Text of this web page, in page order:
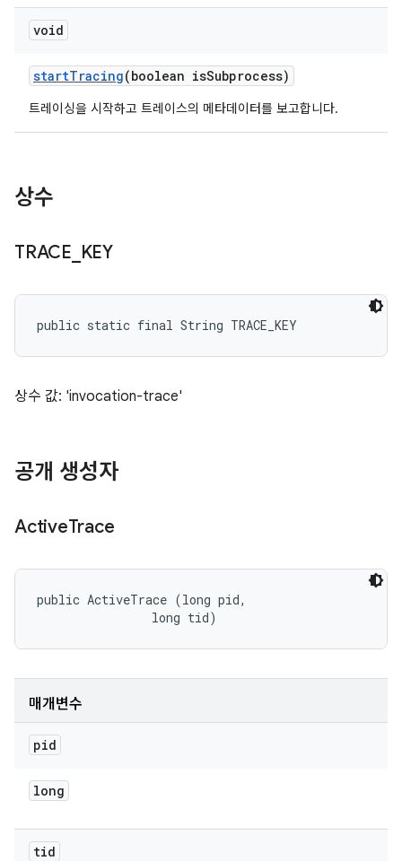
void
startTracing(boolean isSubprocess)
트레이싱을 시작하고 트레이스의 메타데이터를 보고합니다.
상수
TRACE KEY
public static final String TRACE_KEY
상수 값: 'invocation-trace'
공개 생성자
ActiveTrace
public ActiveTrace (long pid,
                long tid)
매개변수
pid
long
tid